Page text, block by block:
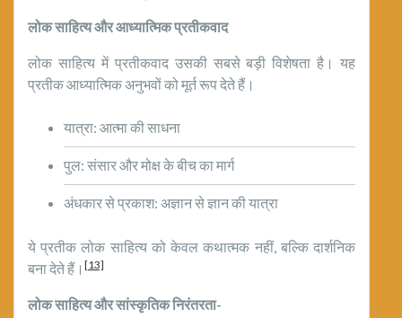
लोक साहित्य और आध्यात्मिक प्रतीकवाद
लोक साहित्य में प्रतीकवाद उसकी सबसे बड़ी विशेषता है। यह
प्रतीक आध्यात्मिक अनुभवों को मूर्त रूप देते हैं।
यात्रा: आत्मा की साधना
पुल: संसार और मोक्ष के बीच का मार्ग
अंधकार से प्रकाश: अज्ञान से ज्ञान की यात्रा
ये प्रतीक लोक साहित्य को केवल कथात्मक नहीं, बल्कि दार्शनिक
बना देते हैं। [13]
लोक साहित्य और सांस्कृतिक निरंतरता-